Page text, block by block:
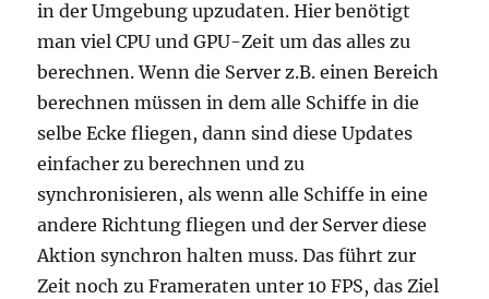
in der Umgebung upzudaten. Hier benötigt
man viel CPU und GPU-Zeit um das alles zu
berechnen. Wenn die Server z.B. einen Bereich
berechnen müssen in dem alle Schiffe in die
selbe Ecke fliegen, dann sind diese Updates
einfacher zu berechnen und zu
synchronisieren, als wenn alle Schiffe in eine
andere Richtung fliegen und der Server diese
Aktion synchron halten muss. Das führt zur
Zeit noch zu Frameraten unter 10 FPS, das Ziel